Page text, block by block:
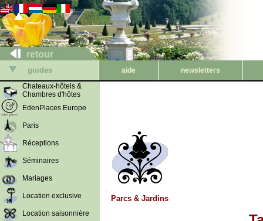
retour
guides aide
newsletters
Chateaux-hôtels &
Chambres d'hôtes
EdenPlaces Europe
Paris
Réceptions
Séminaires
Mariages
Location exclusive
Location saisonnière
Parcs & Jardins